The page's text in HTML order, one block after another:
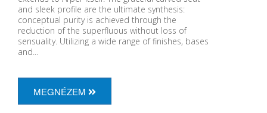
and sleek profile are the ultimate synthesis:
conceptual purity is achieved through the
reduction of the superfluous without loss of
sensuality. Utilizing a wide range of finishes, bases
and...
MEGNÉZEM